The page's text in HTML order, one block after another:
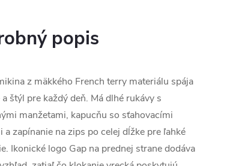
popis
z mäkkého French terry materiálu spája
štýl pre každý deň. Má dlhé rukávy s
manžetami, kapucňu so sťahovacími
a zapínanie na zips po celej dĺžke pre ľahké
Ikonické logo Gap na prednej strane dodáva